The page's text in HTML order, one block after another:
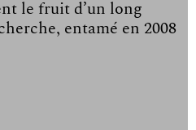
le fruit d’un long
entamé en 2008